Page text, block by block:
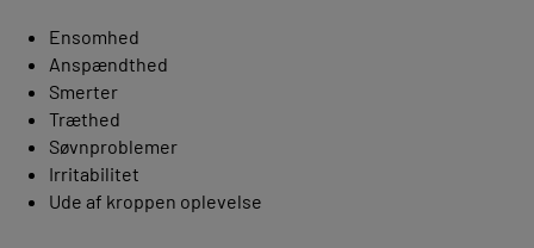
Ensomhed
Anspændthed
Smerter
Træthed
Søvnproblemer
Irritabilitet
Ude af kroppen oplevelse